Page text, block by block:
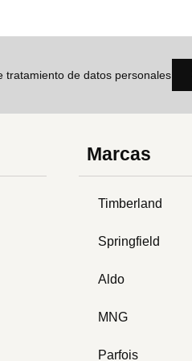
tratamiento de datos personales
Marcas
Timberland
Springfield
Aldo
MNG
Parfois